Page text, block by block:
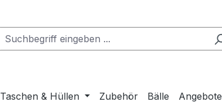
Taschen & Hüllen Zubehör Bälle Angebote